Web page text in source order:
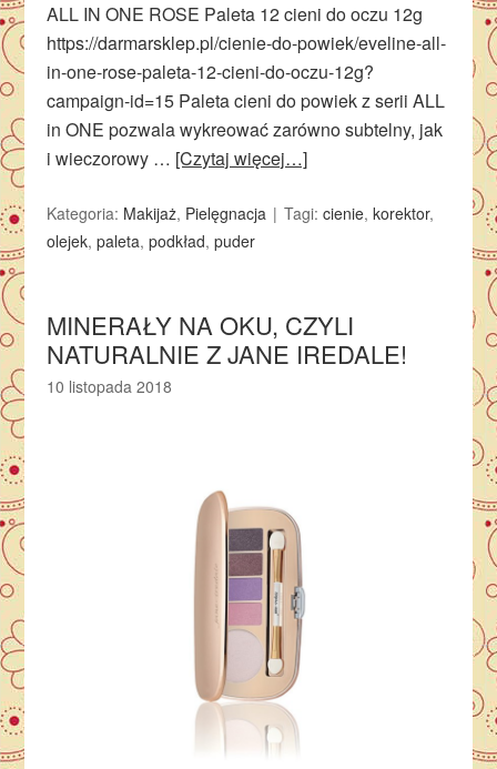
ALL IN ONE ROSE Paleta 12 cieni do oczu 12g
https://darmarsklep.pl/cienie-do-powiek/eveline-all-
in-one-rose-paleta-12-cieni-do-oczu-12g?
campaign-id=15 Paleta cieni do powiek z serii ALL
in ONE pozwala wykreować zarówno subtelny, jak
i wieczorowy … [Czytaj więcej…]
Kategoria: Makijaż, Pielęgnacja Tagi:cienie,korektor,
olejek,paleta,podkład,puder
MINERAŁY NA OKU, CZYLI
NATURALNIE Z JANE IREDALE!
10 listopada 2018